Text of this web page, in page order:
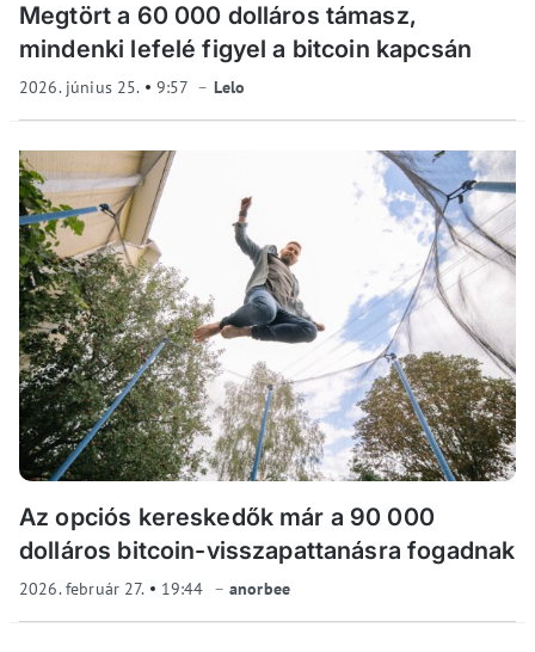
Megtört a 60 000 dolláros támasz,
mindenki lefelé figyel a bitcoin kapcsán
2026. június 25. 9:57 Lelo
Az opciós kereskedők már a 90 000
dolláros bitcoin-visszapattanásra fogadnak
2026. február 27. 19:44 anorbee